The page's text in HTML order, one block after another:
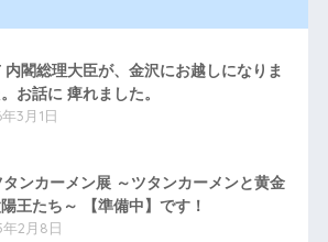
内閣総理大臣が、金沢にお越しになりま
お話に 痺れました。
3月1日
タンカーメン展 ～ツタンカーメンと黄金
王たち～ 【準備中】です！
2月8日